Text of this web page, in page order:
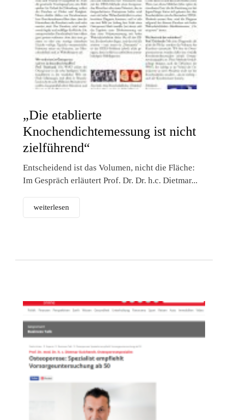
„Die etablierte
Knochendichtemessung ist nicht
zielführend“
Entscheidend ist das Volumen, nicht die Fläche:
Im Gespräch erläutert Prof. Dr. Dr. h.c. Dietmar...
weiterlesen